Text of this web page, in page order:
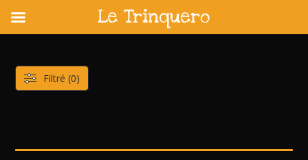
content
Filtré (0)
Le Trinquero